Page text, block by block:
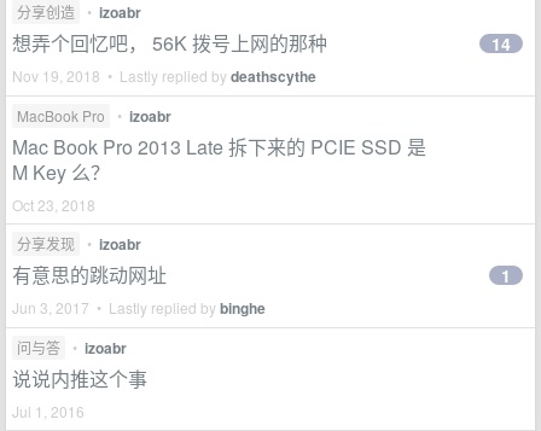
分享创造
• izoabr
想弄个回忆吧， 56K 拨号上网的那种
Nov 19, 2018 • Lastly replied bydeathscythe
14
MacBook Pro • izoabr
Mac Book Pro 2013 Late 拆下来的 PCIE SSD 是
M Key 么？
Oct 23, 2018
分享发现
• izoabr
有意思的跳动网址
Jun 3, 2017 • Lastly replied bybinghe
1
问与答 • izoabr
说说内推这个事
Jul 1, 2016